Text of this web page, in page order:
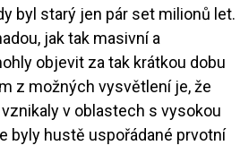
byl starý jen pár set milionů let.
jak tak masivní a
objevit za tak krátkou dobu
z možných vysvětlení je, že
v oblastech s vysokou
byly hustě uspořádané prvotní